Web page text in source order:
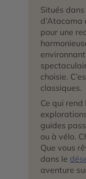
Situés
d’Atacama
pour une
choisie.
classiques.
Ce qui rend
guides
ou à vélo.
Que vous
dans le
aventure